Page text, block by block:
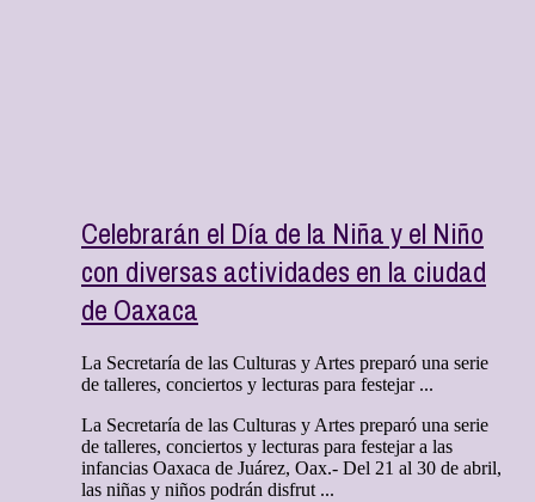
Celebrarán el Día de la Niña y el Niño
con diversas actividades en la ciudad
de Oaxaca
La Secretaría de las Culturas y Artes preparó una serie
de talleres, conciertos y lecturas para festejar ...
La Secretaría de las Culturas y Artes preparó una serie
de talleres, conciertos y lecturas para festejar a las
infancias Oaxaca de Juárez, Oax.- Del 21 al 30 de abril,
las niñas y niños podrán disfrut ...